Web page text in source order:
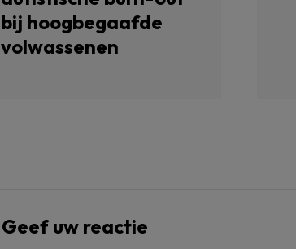
bij hoogbegaafde
volwassenen
Geef uw reactie